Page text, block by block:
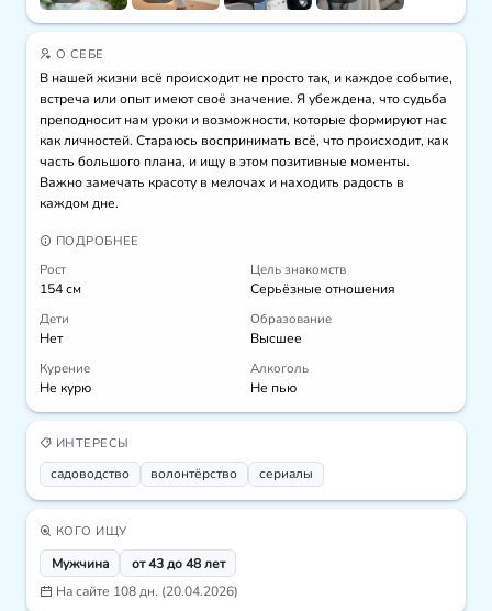
О СЕБЕ
В нашей жизни всё происходит не просто так, и каждое событие,
встреча или опыт имеют своё значение. Я убеждена, что судьба
преподносит нам уроки и возможности, которые формируют нас
как личностей. Стараюсь воспринимать всё, что происходит, как
часть большого плана, и ищу в этом позитивные моменты.
Важно замечать красоту в мелочах и находить радость в
каждом дне.
ПОДРОБНЕЕ
Рост
154 см
Цель знакомств
Серьёзные отношения
Дети
Нет
Образование
Высшее
Курение
Не курю
Алкоголь
Не пью
ИНТЕРЕСЫ
садоводство волонтёрство сериалы
КОГО ИЩУ
Мужчина
от 43 до 48 лет
На сайте 108 дн. (20.04.2026)